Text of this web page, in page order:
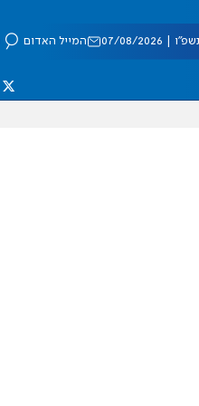
08/2026 המייל האדום